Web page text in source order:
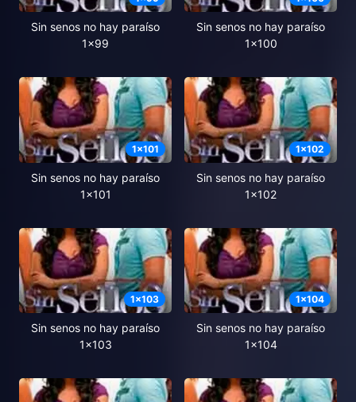
Sin senos no hay paraíso
1x99
Sin senos no hay paraíso
1x100
1x101
Sin senos no hay paraíso
1x101
1x102
Sin senos no hay paraíso
1x102
1x103
Sin senos no hay paraíso
1x103
1x104
Sin senos no hay paraíso
1x104